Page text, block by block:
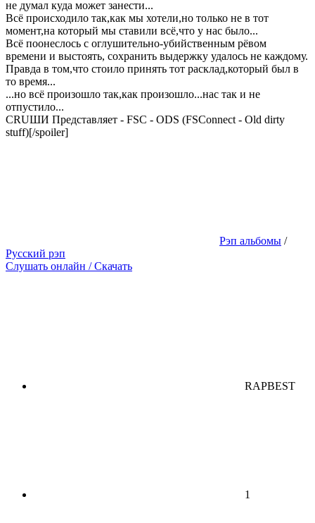
не думал куда может занести...
Всё происходило так,как мы хотели,но только не в тот
момент,на который мы ставили всё,что у нас было...
Всё поонеслось с оглушительно-убийственным рёвом
времени и выстоять, сохранить выдержку удалось не каждому.
Правда в том,что стоило принять тот расклад,который был в
то время...
...но всё произошло так,как произошло...нас так и не
отпустило...
CRUШИ Представляет - FSC - ODS (FSConnect - Old dirty
stuff)[/spoiler]
Рэп альбомы /
Русский рэп
Слушать онлайн / Скачать
RAPBEST
1